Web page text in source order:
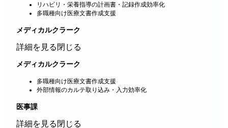
リハビリ・栄養指導の計画書・記録作成効率化
多職種向け医療文書作成支援
メディカルクラーク
詳細を見る 閉じる
メディカルクラーク
多職種向け医療文書作成支援
外部情報のカルテ取り込み・入力効率化
医事課
詳細を見る 閉じる